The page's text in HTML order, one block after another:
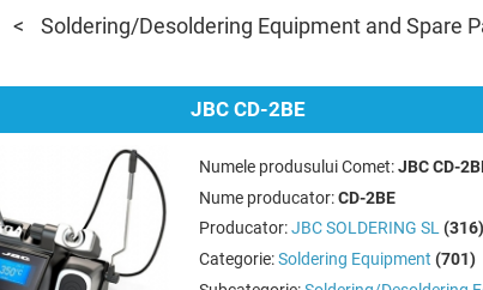
Soldering/Desoldering Equipment and Spare
JBC CD-2BE
Numele produsului Comet:JBC CD-
Nume producator:CD-2BE
Producator:JBC SOLDERING SL (316)
Categorie:Soldering Equipment (701)